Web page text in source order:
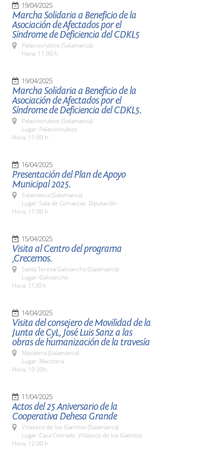
19/04/2025
Marcha Solidaria a Beneficio de la
Asociación de Afectados por el
Síndrome de Deficiencia del CDKL5
Palaciosrubios (Salamanca)
Hora: 11:00 h.
19/04/2025
Marcha Solidaria a Beneficio de la
Asociación de Afectados por el
Síndrome de Deficiencia del CDKL5.
Palaciosrubios (Salamanca)
Lugar: Palaciosrubios
Hora: 11:00 h.
16/04/2025
Presentación del Plan de Apoyo
Municipal 2025.
Salamanca (Salamanca)
Lugar: Sala de Comarcas. Diputación
Hora: 11:00 h.
15/04/2025
Visita al Centro del programa
,Crecemos.
Santa Teresa Galisancho (Salamanca)
Lugar: Galisancho
Hora: 1130 h
14/04/2025
Visita del consejero de Movilidad de la
Junta de CyL, José Luis Sanz a las
obras de humanización de la travesía
Macotera (Salamanca)
Lugar: Macotera
Hora: 10:30h.
11/04/2025
Actos del 25 Aniversario de la
Cooperativa Dehesa Grande
Villaseco de los Gamitos (Salamanca)
Lugar: Casa Conrado. Villaseco de los Gamitos
Hora: 12:00 h.